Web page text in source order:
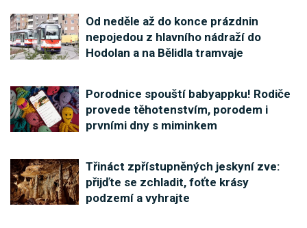
Od neděle až do konce prázdnin
nepojedou z hlavního nádraží do
Hodolan a na Bělidla tramvaje
Porodnice spouští babyappku! Rodiče
provede těhotenstvím, porodem i
prvními dny s miminkem
Třináct zpřístupněných jeskyní zve:
přijďte se zchladit, foťte krásy
podzemí a vyhrajte